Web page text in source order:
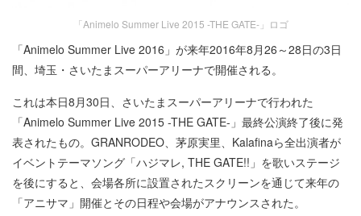
「Animelo Summer Live 2015 -THE GATE-」ロゴ
「Animelo Summer Live 2016」が来年2016年8月26～28日の3日
間、埼玉・さいたまスーパーアリーナで開催される。
これは本日8月30日、さいたまスーパーアリーナで行われた
「Animelo Summer Live 2015 -THE GATE-」最終公演終了後に発
表されたもの。GRANRODEO、茅原実里、Kalafinaら全出演者が
イベントテーマソング「ハジマレ, THE GATE!!」を歌いステージ
を後にすると、会場各所に設置されたスクリーンを通じて来年の
「アニサマ」開催とその日程や会場がアナウンスされた。